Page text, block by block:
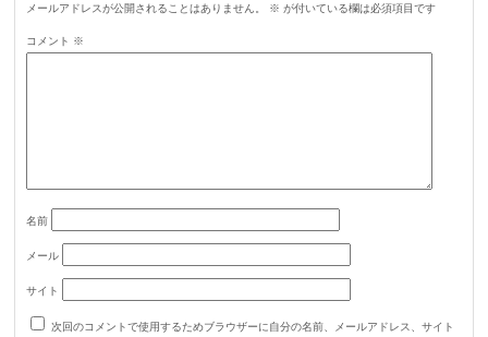
メールアドレスが公開されることはありません。 ※ が付いている欄は必須項目です
コメント ※
名前
メール
サイト
次回のコメントで使用するためブラウザーに自分の名前、メールアドレス、サイト